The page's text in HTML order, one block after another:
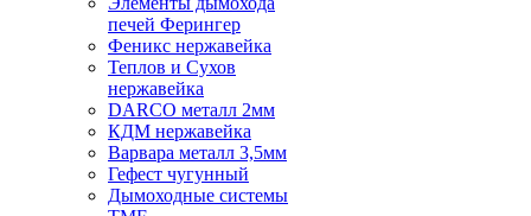
печей Ферингер
Феникс нержавейка
Теплов и Сухов
нержавейка
DARCO металл 2мм
КДМ нержавейка
Варвара металл 3,5мм
Гефест чугунный
Дымоходные системы